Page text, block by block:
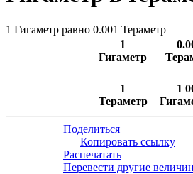
1 Гигаметр равно 0.001 Тераметр
1
Гигаметр
=
1
Тераметр
=
1
Поделиться
Копировать ссылку
Распечатать
Перевести другие